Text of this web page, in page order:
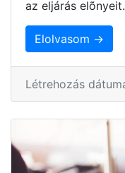
az eljárás elõnyeit.
Elolvasom →
Létrehozás